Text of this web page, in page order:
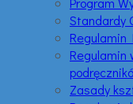
Standardy
Regulamin
Regulamin
Zasady